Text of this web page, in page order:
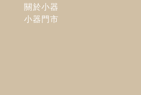
關於小器
小器門市